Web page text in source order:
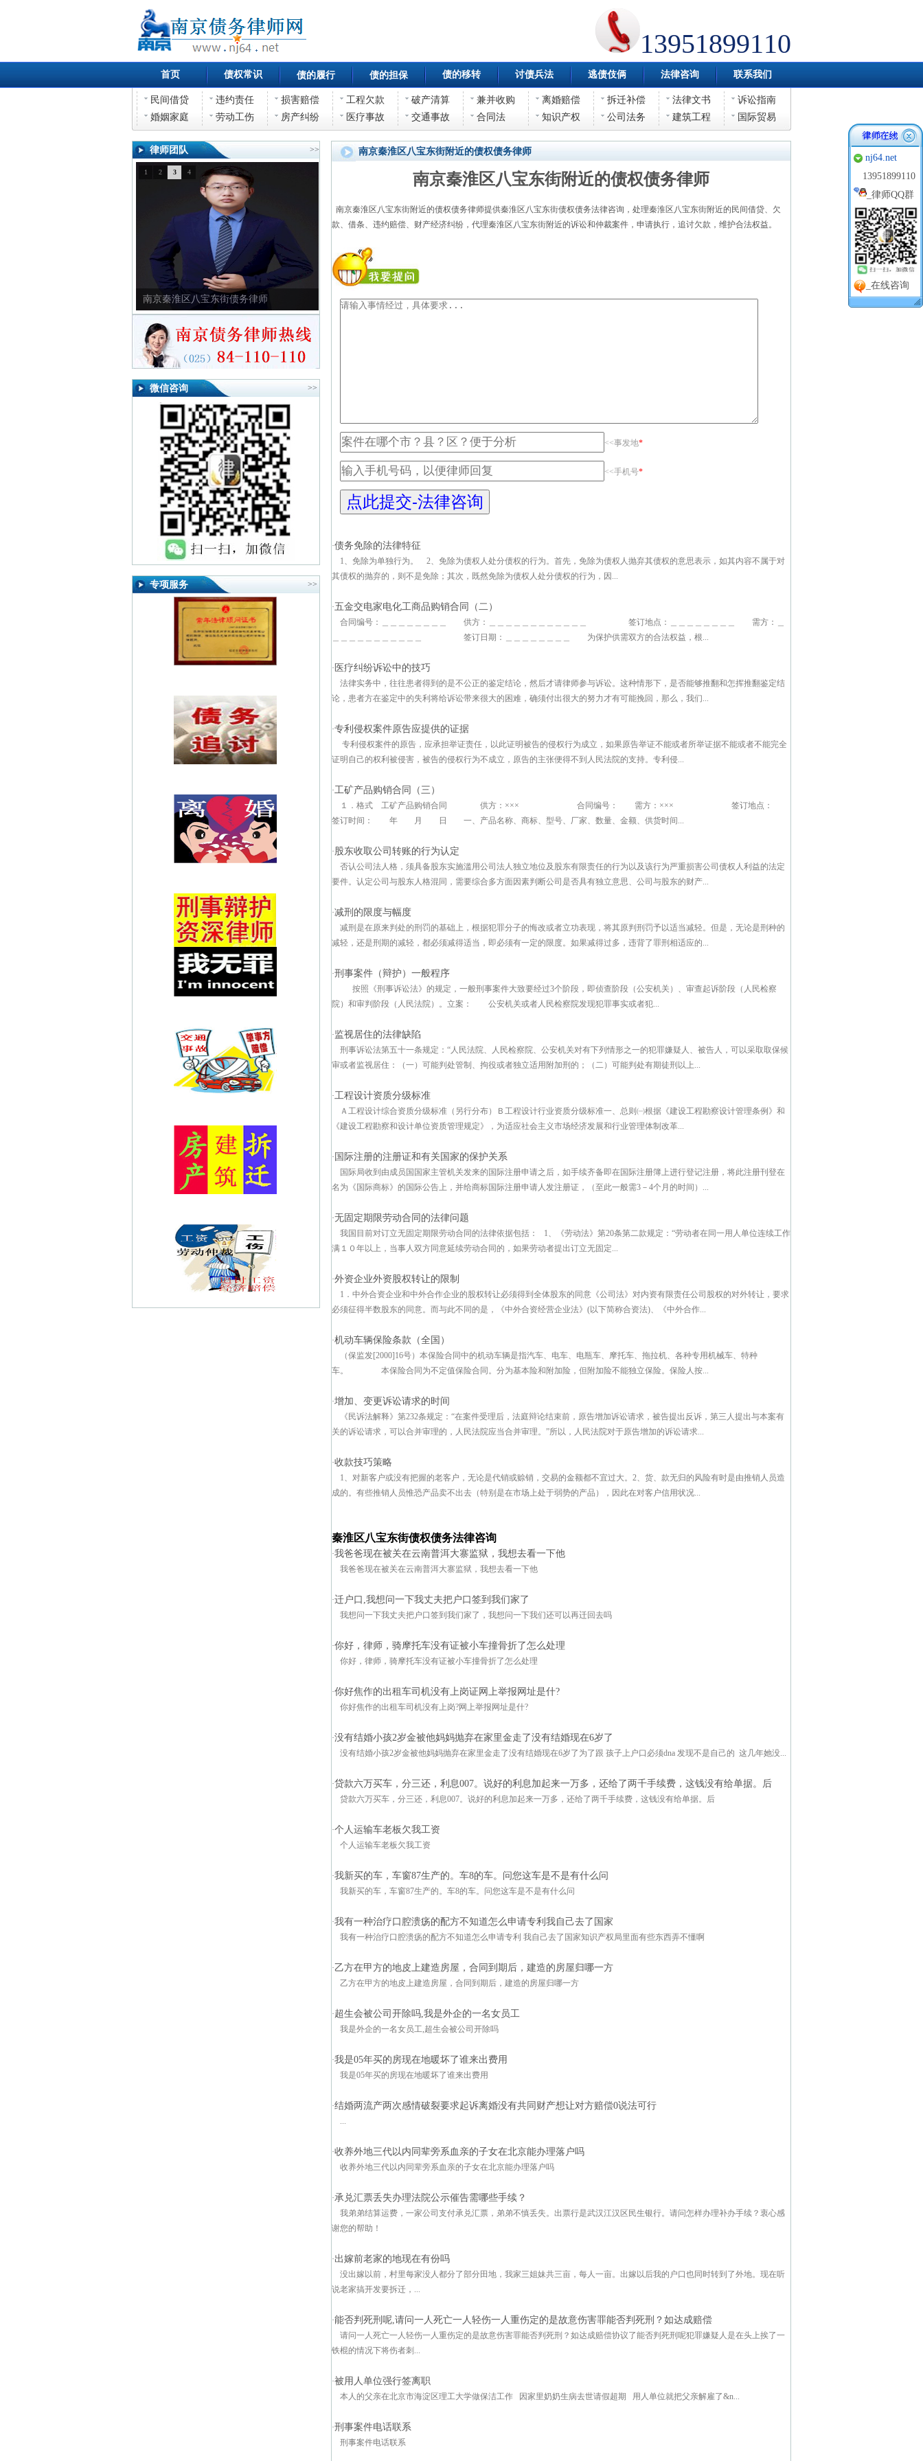
13951899110
首页 债权常识 债的履行 债的担保 债的移转 讨债兵法 逃债伎俩 法律咨询 联系我们
民间借贷 违约责任 损害赔偿 工程欠款 破产清算 兼并收购 离婚赔偿 拆迁补偿 法律文书
诉讼指南
婚姻家庭
劳动工伤 房产纠纷 医疗事故 交通事故 合同法 知识产权 公司法务 建筑工程 国际贸易
律师团队 >>
南京秦淮区八宝东街债务律师
1 2 3 4
微信咨询 >>
专项服务 >>
南京秦淮区八宝东街附近的债权债务律师
南京秦淮区八宝东街附近的债权债务律师
南京秦淮区八宝东街附近的债权债务律师提供秦淮区八宝东街债权债务法律咨询，处理秦淮区八宝东街附近的民间借贷、欠
款、借条、违约赔偿、财产经济纠纷，代理秦淮区八宝东街附近的诉讼和仲裁案件，申请执行，追讨欠款，维护合法权益。
<<事发地*
<<手机号*
·债务免除的法律特征
1、免除为单独行为。 2、免除为债权人处分债权的行为。首先，免除为债权人抛弃其债权的意思表示，如其内容不属于对
其债权的抛弃的，则不是免除；其次，既然免除为债权人处分债权的行为，因...
·五金交电家电化工商品购销合同（二）
合同编号：＿＿＿＿＿＿＿＿ 供方：＿＿＿＿＿＿＿＿＿＿＿＿ 签订地点：＿＿＿＿＿＿＿＿ 需方：＿
＿＿＿＿＿＿＿＿＿＿＿ 签订日期：＿＿＿＿＿＿＿＿ 为保护供需双方的合法权益，根...
· 医疗纠纷诉讼中的技巧
法律实务中，往往患者得到的是不公正的鉴定结论，然后才请律师参与诉讼。这种情形下，是否能够推翻和怎挥推翻鉴定结
论，患者方在鉴定中的失利将给诉讼带来很大的困难，确须付出很大的努力才有可能挽回，那么，我们...
·专利侵权案件原告应提供的证据
专利侵权案件的原告，应承担举证责任，以此证明被告的侵权行为成立，如果原告举证不能或者所举证据不能或者不能完全
证明自己的权利被侵害，被告的侵权行为不成立，原告的主张便得不到人民法院的支持。专利侵...
·工矿产品购销合同（三）
１．格式 工矿产品购销合同 供方：××× 合同编号： 需方：××× 签订地点：
签订时间： 年 月 日 一、产品名称、商标、型号、厂家、数量、金额、供货时间...
· 股东收取公司转账的行为认定
否认公司法人格，须具备股东实施滥用公司法人独立地位及股东有限责任的行为以及该行为严重损害公司债权人利益的法定
要件。认定公司与股东人格混同，需要综合多方面因素判断公司是否具有独立意思、公司与股东的财产...
·减刑的限度与幅度
减刑是在原来判处的刑罚的基础上，根据犯罪分子的悔改或者立功表现，将其原判刑罚予以适当减轻。但是，无论是刑种的
减轻，还是刑期的减轻，都必须减得适当，即必须有一定的限度。如果减得过多，违背了罪刑相适应的...
·刑事案件（辩护）一般程序
按照《刑事诉讼法》的规定，一般刑事案件大致要经过3个阶段，即侦查阶段（公安机关）、审查起诉阶段（人民检察
院）和审判阶段（人民法院）。立案： 公安机关或者人民检察院发现犯罪事实或者犯...
·监视居住的法律缺陷
刑事诉讼法第五十一条规定：“人民法院、人民检察院、公安机关对有下列情形之一的犯罪嫌疑人、被告人，可以采取取保候
审或者监视居住：（一）可能判处管制、拘役或者独立适用附加刑的；（二）可能判处有期徒刑以上...
·工程设计资质分级标准
Ａ工程设计综合资质分级标准（另行分布）Ｂ工程设计行业资质分级标准一、总则㈠根据《建设工程勘察设计管理条例》和
《建设工程勘察和设计单位资质管理规定》，为适应社会主义市场经济发展和行业管理体制改革...
· 国际注册的注册证和有关国家的保护关系
国际局收到由成员国国家主管机关发来的国际注册申请之后，如手续齐备即在国际注册簿上进行登记注册，将此注册刊登在
名为《国际商标》的国际公告上，并给商标国际注册申请人发注册证，（至此一般需3－4个月的时间）...
·无固定期限劳动合同的法律问题
我国目前对订立无固定期限劳动合同的法律依据包括： 1、《劳动法》第20条第二款规定：“劳动者在同一用人单位连续工作
满１０年以上，当事人双方同意延续劳动合同的，如果劳动者提出订立无固定...
·外资企业外资股权转让的限制
1．中外合资企业和中外合作企业的股权转让必须得到全体股东的同意《公司法》对内资有限责任公司股权的对外转让，要求
必须征得半数股东的同意。而与此不同的是，《中外合资经营企业法》(以下简称合资法)、《中外合作...
·机动车辆保险条款（全国）
（保监发[2000]16号）本保险合同中的机动车辆是指汽车、电车、电瓶车、摩托车、拖拉机、各种专用机械车、特种
车。 本保险合同为不定值保险合同。分为基本险和附加险，但附加险不能独立保险。保险人按...
·增加、变更诉讼请求的时间
《民诉法解释》第232条规定：“在案件受理后，法庭辩论结束前，原告增加诉讼请求，被告提出反诉，第三人提出与本案有
关的诉讼请求，可以合并审理的，人民法院应当合并审理。”所以，人民法院对于原告增加的诉讼请求...
·收款技巧策略
1、对新客户或没有把握的老客户，无论是代销或赊销，交易的金额都不宜过大。2、货、款无归的风险有时是由推销人员造
成的。有些推销人员惟恐产品卖不出去（特别是在市场上处于弱势的产品），因此在对客户信用状况...
秦淮区八宝东街债权债务法律咨询
·我爸爸现在被关在云南普洱大寨监狱，我想去看一下他
我爸爸现在被关在云南普洱大寨监狱，我想去看一下他
·迁户口,我想问一下我丈夫把户口签到我们家了
我想问一下我丈夫把户口签到我们家了，我想问一下我们还可以再迁回去吗
·你好，律师，骑摩托车没有证被小车撞骨折了怎么处理
你好，律师，骑摩托车没有证被小车撞骨折了怎么处理
·你好焦作的出租车司机没有上岗证网上举报网址是什?
你好焦作的出租车司机没有上岗?网上举报网址是什?
·没有结婚小孩2岁金被他妈妈抛弃在家里金走了没有结婚现在6岁了
没有结婚小孩2岁金被他妈妈抛弃在家里金走了没有结婚现在6岁了为了跟 孩子上户口必须dna 发现不是自己的 这几年她没...
·贷款六万买车，分三还，利息007。说好的利息加起来一万多，还给了两千手续费，这钱没有给单据。后
贷款六万买车，分三还，利息007。说好的利息加起来一万多，还给了两千手续费，这钱没有给单据。后
·个人运输车老板欠我工资
个人运输车老板欠我工资
·我新买的车，车窗87生产的。车8的车。问您这车是不是有什么问
我新买的车，车窗87生产的。车8的车。问您这车是不是有什么问
·我有一种治疗口腔溃疡的配方不知道怎么申请专利我自己去了国家
我有一种治疗口腔溃疡的配方不知道怎么申请专利 我自己去了国家知识产权局里面有些东西弄不懂啊
·乙方在甲方的地皮上建造房屋，合同到期后，建造的房屋归哪一方
乙方在甲方的地皮上建造房屋，合同到期后，建造的房屋归哪一方
·超生会被公司开除吗,我是外企的一名女员工
我是外企的一名女员工,超生会被公司开除吗
·我是05年买的房现在地暖坏了谁来出费用
我是05年买的房现在地暖坏了谁来出费用
·结婚两流产两次感情破裂要求起诉离婚没有共同财产想让对方赔偿0说法可行
...
·收养外地三代以内同辈旁系血亲的子女在北京能办理落户吗
收养外地三代以内同辈旁系血亲的子女在北京能办理落户吗
·承兑汇票丢失办理法院公示催告需哪些手续？
我弟弟结算运费，一家公司支付承兑汇票，弟弟不慎丢失。出票行是武汉江汉区民生银行。请问怎样办理补办手续？衷心感
谢您的帮助！
·出嫁前老家的地现在有份吗
没出嫁以前，村里每家没人都分了部分田地，我家三姐妹共三亩，每人一亩。出嫁以后我的户口也同时转到了外地。现在听
说老家搞开发要拆迁，...
·能否判死刑呢,请问一人死亡一人轻伤一人重伤定的是故意伤害罪能否判死刑？如达成赔偿
请问一人死亡一人轻伤一人重伤定的是故意伤害罪能否判死刑？如达成赔偿协议了能否判死刑呢犯罪嫌疑人是在头上挨了一
铁棍的情况下将伤者刺...
·被用人单位强行签离职
本人的父亲在北京市海淀区理工大学做保洁工作 因家里奶奶生病去世请假超期 用人单位就把父亲解雇了&n...
·刑事案件电话联系
刑事案件电话联系
nj64.net
13951899110
_ 律师QQ群
_在线咨询